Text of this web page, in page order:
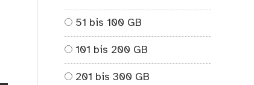
51 bis 100 GB
101 bis 200 GB
201 bis 300 GB